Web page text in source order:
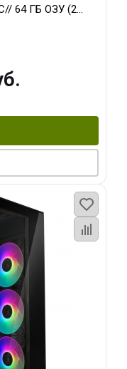
64 ГБ ОЗУ (2
WATERFORCE